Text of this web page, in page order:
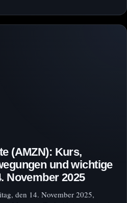
(AMZN): Kurs,
und wichtige
November 2025
den 14. November 2025,